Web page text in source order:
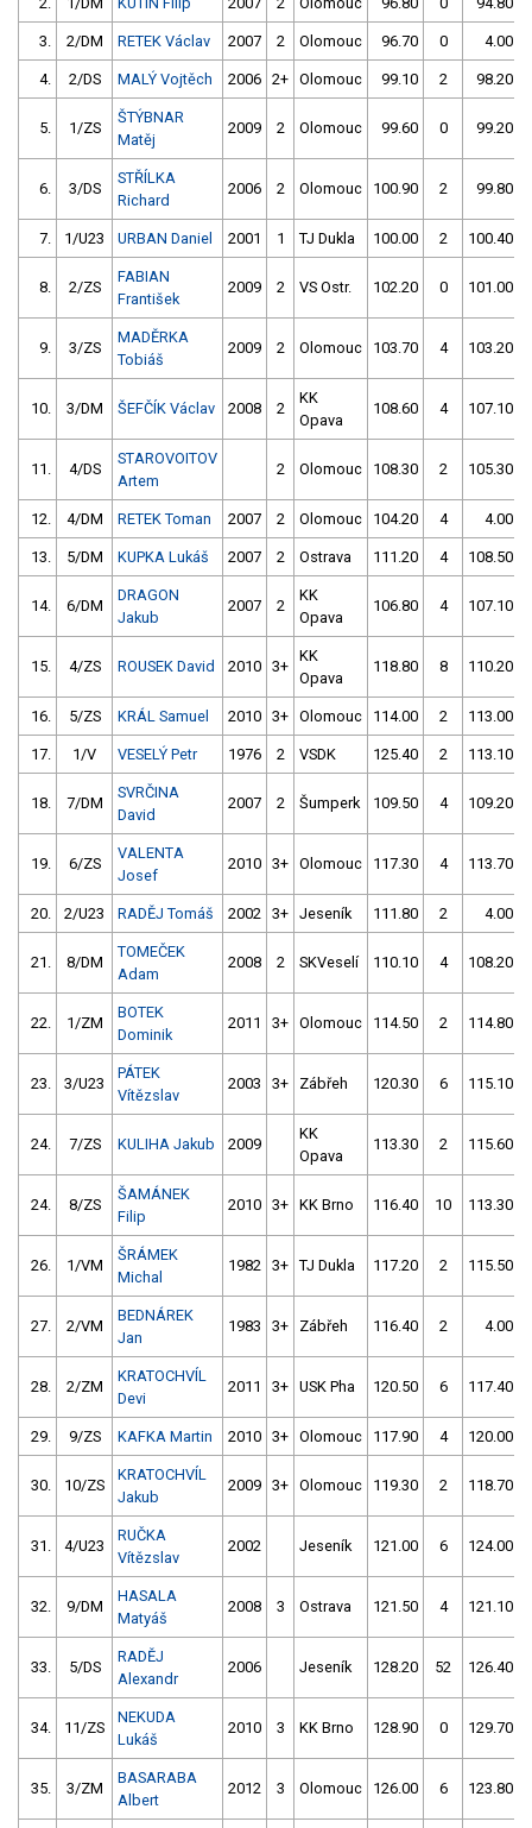
3. 2/DM RETEK Václav 2007 2 Olomouc 96.70 0 4.00
4. 2/DS MALÝ Vojtěch 2006 2+ Olomouc 99.10 2 98.20
5. 1/ZS
ŠTÝBNAR
Matěj
2009 2 Olomouc 99.60 0 99.20
6. 3/DS
STŘÍLKA
Richard
2006 2 Olomouc 100.90 2 99.80
7. 1/U23 URBAN Daniel 2001 1 TJ Dukla 100.00 2 100.40
8. 2/ZS
FABIAN
František
2009 2 VS Ostr. 102.20 0 101.00
9. 3/ZS
MADĚRKA
Tobiáš
2009 2 Olomouc 103.70 4 103.20
10. 3/DM ŠEFČÍK Václav 2008 2
KK
Opava
108.60 4 107.10
11. 4/DS
STAROVOITOV
Artem
2 Olomouc 108.30 2 105.30
12. 4/DM RETEK Toman 2007 2 Olomouc 104.20 4 4.00
13. 5/DM KUPKA Lukáš 2007 2 Ostrava 111.20 4 108.50
14. 6/DM
DRAGON
Jakub
2007 2
KK
Opava
106.80 4 107.10
15. 4/ZS ROUSEK David 2010 3+
KK
Opava
118.80 8 110.20
16. 5/ZS KRÁL Samuel 2010 3+ Olomouc 114.00 2 113.00
17. 1/V VESELÝ Petr 1976 2 VSDK 125.40 2 113.10
18. 7/DM
SVRČINA
David
2007 2 Šumperk 109.50 4 109.20
19. 6/ZS
VALENTA
Josef
2010 3+ Olomouc 117.30 4 113.70
20. 2/U23 RADĚJ Tomáš 2002 3+ Jeseník 111.80 2 4.00
21. 8/DM
TOMEČEK
Adam
2008 2 SKVeselí 110.10 4 108.20
22. 1/ZM
BOTEK
Dominik
2011 3+ Olomouc 114.50 2 114.80
23. 3/U23
PÁTEK
Vítězslav
2003 3+ Zábřeh 120.30 6 115.10
24. 7/ZS KULIHA Jakub 2009
KK
Opava
113.30 2 115.60
24. 8/ZS
ŠAMÁNEK
Filip
2010 3+ KK Brno 116.40 10 113.30
26. 1/VM
ŠRÁMEK
Michal
1982 3+ TJ Dukla 117.20 2 115.50
27. 2/VM
BEDNÁREK
Jan
1983 3+ Zábřeh 116.40 2 4.00
28. 2/ZM
KRATOCHVÍL
Devi
2011 3+ USK Pha 120.50 6 117.40
29. 9/ZS KAFKA Martin 2010 3+ Olomouc 117.90 4 120.00
30. 10/ZS
KRATOCHVÍL
Jakub
2009 3+ Olomouc 119.30 2 118.70
31. 4/U23
RUČKA
Vítězslav
2002 Jeseník 121.00 6 124.00
32. 9/DM
HASALA
Matyáš
2008 3 Ostrava 121.50 4 121.10
33. 5/DS
RADĚJ
Alexandr
2006 Jeseník 128.20 52 126.40
34. 11/ZS
NEKUDA
Lukáš
2010 3 KK Brno 128.90 0 129.70
35. 3/ZM
BASARABA
Albert
2012 3 Olomouc 126.00 6 123.80